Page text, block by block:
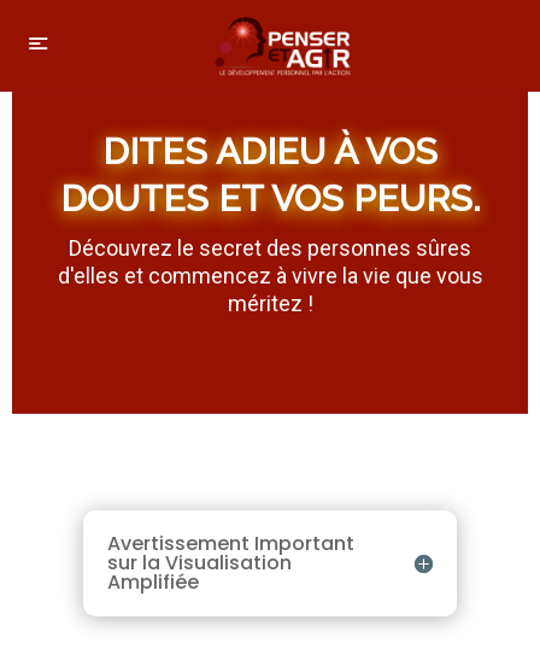
DITES ADIEU À VOS
DOUTES ET VOS PEURS.
Découvrez le secret des personnes sûres
d'elles et commencez à vivre la vie que vous
méritez !
Avertissement Important
sur la Visualisation
Amplifiée